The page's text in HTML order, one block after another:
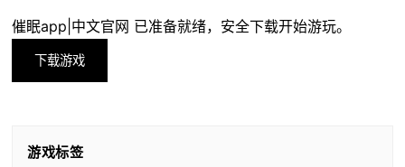
催眠app|中文官网 已准备就绪，安全下载开始游玩。
下载游戏
游戏标签